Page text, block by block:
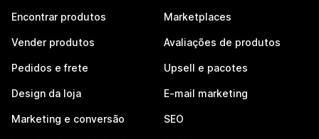
Encontrar produtos
Vender produtos
Pedidos e frete
Design da loja
Marketing e conversão
Marketplaces
Avaliações de produtos
Upsell e pacotes
E-mail marketing
SEO